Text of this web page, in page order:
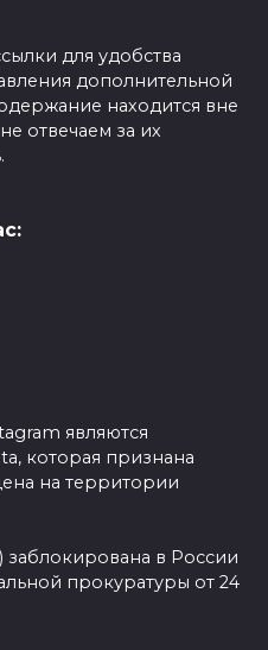
для удобства
дополнительной
находится вне
отвечаем за их
являются
которая признана
на территории
заблокирована в России
прокуратуры от 24